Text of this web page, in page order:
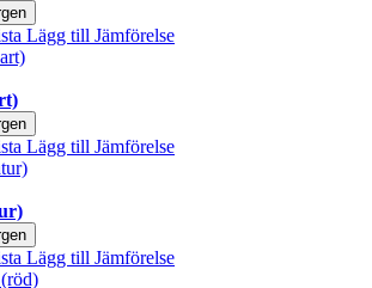
Lägg till Jämförelse
Lägg till Jämförelse
Lägg till Jämförelse